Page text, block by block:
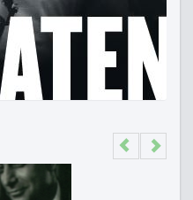
Previous
Next